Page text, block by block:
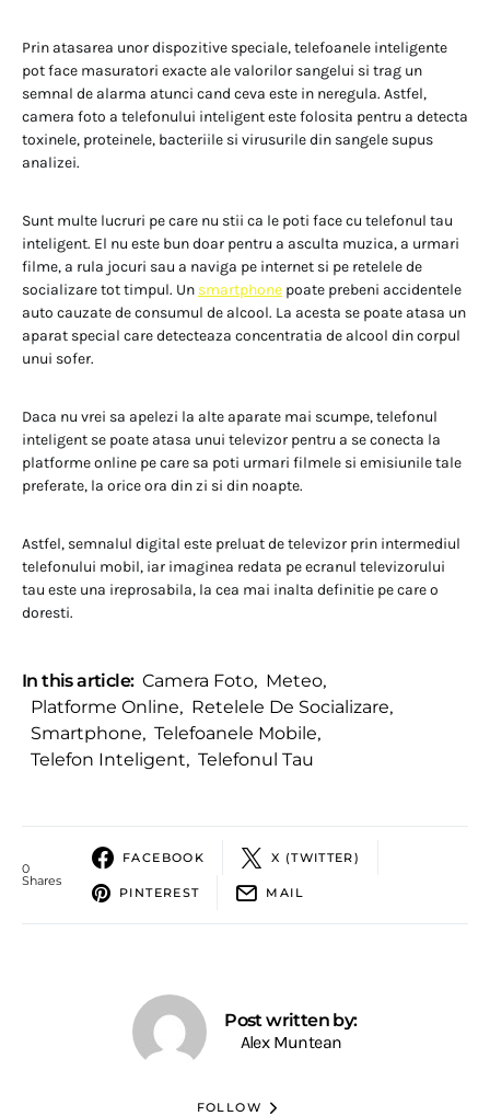
Prin atasarea unor dispozitive speciale, telefoanele inteligente
pot face masuratori exacte ale valorilor sangelui si trag un
semnal de alarma atunci cand ceva este in neregula. Astfel,
camera foto a telefonului inteligent este folosita pentru a detecta
toxinele, proteinele, bacteriile si virusurile din sangele supus
analizei.
Sunt multe lucruri pe care nu stii ca le poti face cu telefonul tau
inteligent. El nu este bun doar pentru a asculta muzica, a urmari
filme, a rula jocuri sau a naviga pe internet si pe retelele de
socializare tot timpul. Un smartphone poate prebeni accidentele
auto cauzate de consumul de alcool. La acesta se poate atasa un
aparat special care detecteaza concentratia de alcool din corpul
unui sofer.
Daca nu vrei sa apelezi la alte aparate mai scumpe, telefonul
inteligent se poate atasa unui televizor pentru a se conecta la
platforme online pe care sa poti urmari filmele si emisiunile tale
preferate, la orice ora din zi si din noapte.
Astfel, semnalul digital este preluat de televizor prin intermediul
telefonului mobil, iar imaginea redata pe ecranul televizorului
tau este una ireprosabila, la cea mai inalta definitie pe care o
doresti.
In this article: Camera Foto, Meteo,
Platforme Online, Retelele De Socializare,
Smartphone, Telefoanele Mobile,
Telefon Inteligent, Telefonul Tau
0
Shares
FACEBOOK X (TWITTER)
PINTEREST MAIL
Post written by:
Alex Muntean
FOLLOW